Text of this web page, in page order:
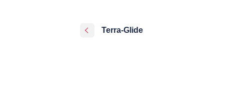
Terra-Glide